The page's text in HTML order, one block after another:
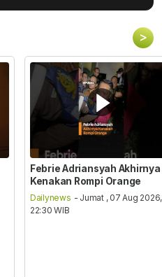
>
Febrie Adriansyah Akhirnya
Kenakan Rompi Orange
Dailynews - Jumat , 07 Aug 2026,
22:30 WIB